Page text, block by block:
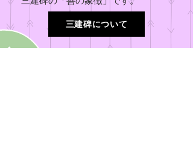
三建碑について